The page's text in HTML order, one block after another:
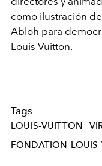
como ilustración
Abloh para
Louis Vuitton.
Tags
LOUIS-VUITTON
FONDATION-